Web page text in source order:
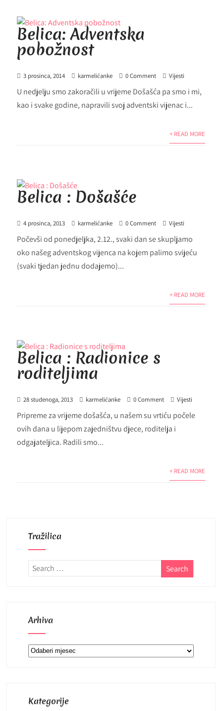
Belica: Adventska
pobožnost
3 prosinca, 2014 karmelićanke 0 Comment Vijesti
U nedjelju smo zakoračili u vrijeme Došašća pa smo i mi,
kao i svake godine, napravili svoj adventski vijenac i...
+ READ MORE
Belica : Došašće
4 prosinca, 2013 karmelićanke 0 Comment Vijesti
Počevši od ponedjeljka, 2.12., svaki dan se skupljamo
oko našeg adventskog vijenca na kojem palimo svijeću
(svaki tjedan jednu dodajemo)...
+ READ MORE
Belica : Radionice s
roditeljima
28 studenoga, 2013 karmelićanke 0 Comment Vijesti
Pripreme za vrijeme došašća, u našem su vrtiću počele
ovih dana u lijepom zajedništvu djece, roditelja i
odgajateljica. Radili smo...
+ READ MORE
Tražilica
Arhiva
Arhiva
Kategorije